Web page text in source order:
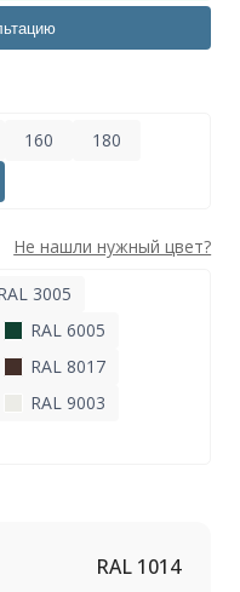
160
180
Не нашли нужный цвет?
3005
RAL 6005
RAL 8017
RAL 9003
RAL 1014